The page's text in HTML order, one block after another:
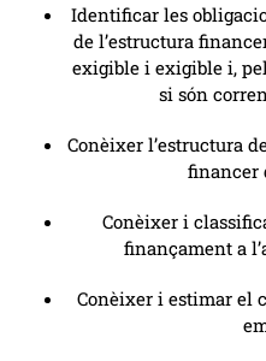
Identificar les
de l’estructura
exigible i exigible i,
si són
Conèixer l’estructura
financer
Conèixer i
finançament a
Conèixer i estimar el